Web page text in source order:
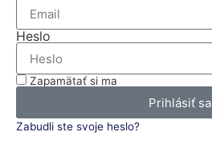
Heslo
Zapamätať si ma
Prihlásiť sa
Zabudli ste svoje heslo?